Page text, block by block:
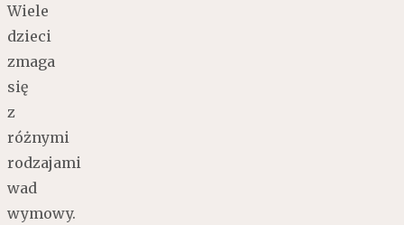
Wiele
dzieci
zmaga
się
z
różnymi
rodzajami
wad
wymowy.